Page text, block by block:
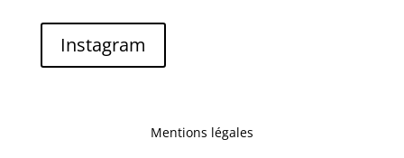
Instagram
Mentions légales